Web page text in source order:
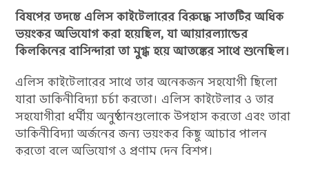
বিষপের তদন্তে এলিস কাইটেলারের বিরুদ্ধে সাতটির অধিক
ভয়ংকর অভিযোগ করা হয়েছিল, যা আয়ারল্যান্ডের
কিলকিনের বাসিন্দারা তা মুগ্ধ হয়ে আতঙ্কের সাথে শুনেছিল।
এলিস কাইটেলারের সাথে তার অনেকজন সহযোগী ছিলো
যারা ডাকিনীবিদ্যা চর্চা করতো। এলিস কাইটেলার ও তার
সহযোগীরা ধর্মীয় অনুষ্ঠানগুলোকে উপহাস করতো এবং তারা
ডাকিনীবিদ্যা অর্জনের জন্য ভয়ংকর কিছু আচার পালন
করতো বলে অভিযোগ ও প্রণাম দেন বিশপ।